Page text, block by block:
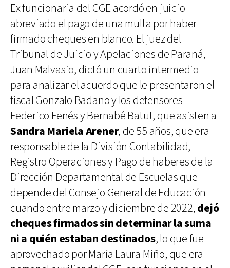
Ex funcionaria del CGE acordó en juicio
abreviado el pago de una multa por haber
firmado cheques en blanco. El juez del
Tribunal de Juicio y Apelaciones de Paraná,
Juan Malvasio, dictó un cuarto intermedio
para analizar el acuerdo que le presentaron el
fiscal Gonzalo Badano y los defensores
Federico Fenés y Bernabé Batut, que asisten a
Sandra Mariela Arener, de 55 años, que era
responsable de la División Contabilidad,
Registro Operaciones y Pago de haberes de la
Dirección Departamental de Escuelas que
depende del Consejo General de Educación
cuando entre marzo y diciembre de 2022,dejó
cheques firmados sin determinar la suma
ni a quién estaban destinados, lo que fue
aprovechado por María Laura Miño, que era